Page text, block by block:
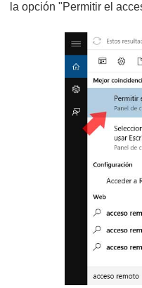
la opción "Permitir el